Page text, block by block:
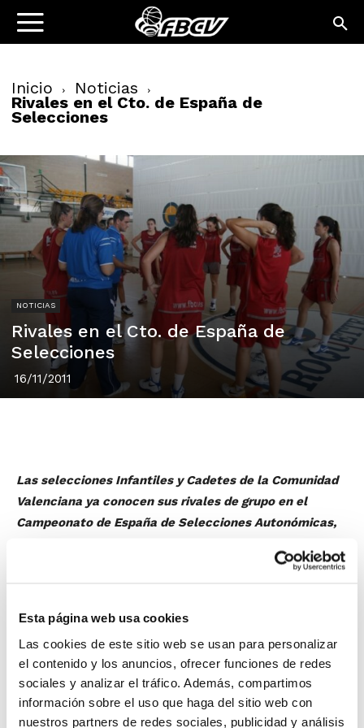
Esta página web usa cookies
Las cookies de este sitio web se usan para personalizar
el contenido y los anuncios, ofrecer funciones de redes
sociales y analizar el tráfico. Además, compartimos
información sobre el uso que haga del sitio web con
nuestros partners de redes sociales, publicidad y análisis
Inicio Noticias
Rivales en el Cto. de España de
Selecciones
NOTICIAS
Rivales en el Cto. de España de
Selecciones
16/11/2011
Las selecciones Infantiles y Cadetes de la Comunidad
Valenciana ya conocen sus rivales de grupo en el
Campeonato de España de Selecciones Autonómicas,
mejores comunidades autónomas en la gran cita que
tendrá lugar en Valladolid a comienzos del mes de
enero. Los primeros rivales serán:
Cataluña, Andalucía y País Vasco.